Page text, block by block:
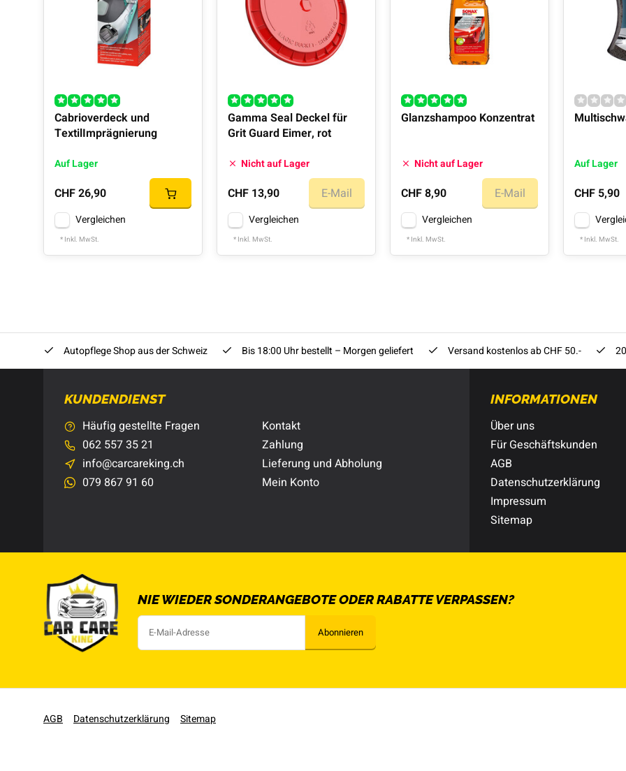
Cabrioverdeck und
TextilImprägnierung
Auf Lager
CHF 26,90
Vergleichen
* Inkl. MwSt.
Gamma Seal Deckel für
Grit Guard Eimer, rot
Nicht auf Lager
CHF 13,90 E-Mail
Vergleichen
* Inkl. MwSt.
Glanzshampoo Konzentrat
Nicht auf Lager
CHF 8,90 E-Mail
Vergleichen
* Inkl. MwSt.
Auf Lager
CHF 5,90
* Inkl. MwSt.
Autopflege Shop aus der Schweiz Bis 18:00 Uhr bestellt – Morgen geliefert Versand kostenlos ab CHF 50.-
KUNDENDIENST
Häufig gestellte Fragen
062 557 35 21
info@carcareking.ch
079 867 91 60
Kontakt
Zahlung
Lieferung und Abholung
Mein Konto
INFORMATIONEN
Über uns
Für Geschäftskunden
AGB
Datenschutzerklärung
Impressum
Sitemap
NIE WIEDER SONDERANGEBOTE ODER RABATTE VERPASSEN?
Abonnieren
AGB Datenschutzerklärung Sitemap